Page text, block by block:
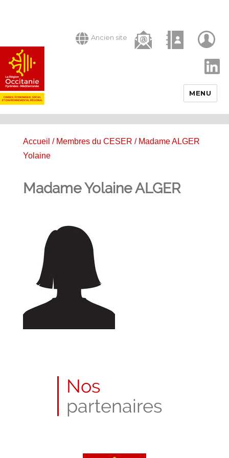
Ancien site
MENU
Accueil / Membres du CESER / Madame ALGER
Yolaine
Madame Yolaine ALGER
Nos
partenaires